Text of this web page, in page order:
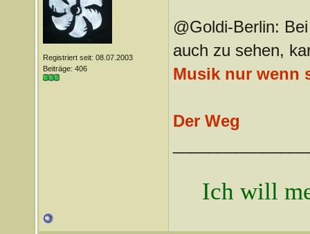
Registriert seit: 08.07.2003
Beiträge: 406
@Goldi-Berlin:
auch zu sehen,
Musik nur wenn
Der Weg
Ich will